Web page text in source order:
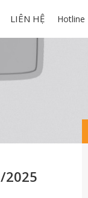
LIÊN HỆ Hotline
2025